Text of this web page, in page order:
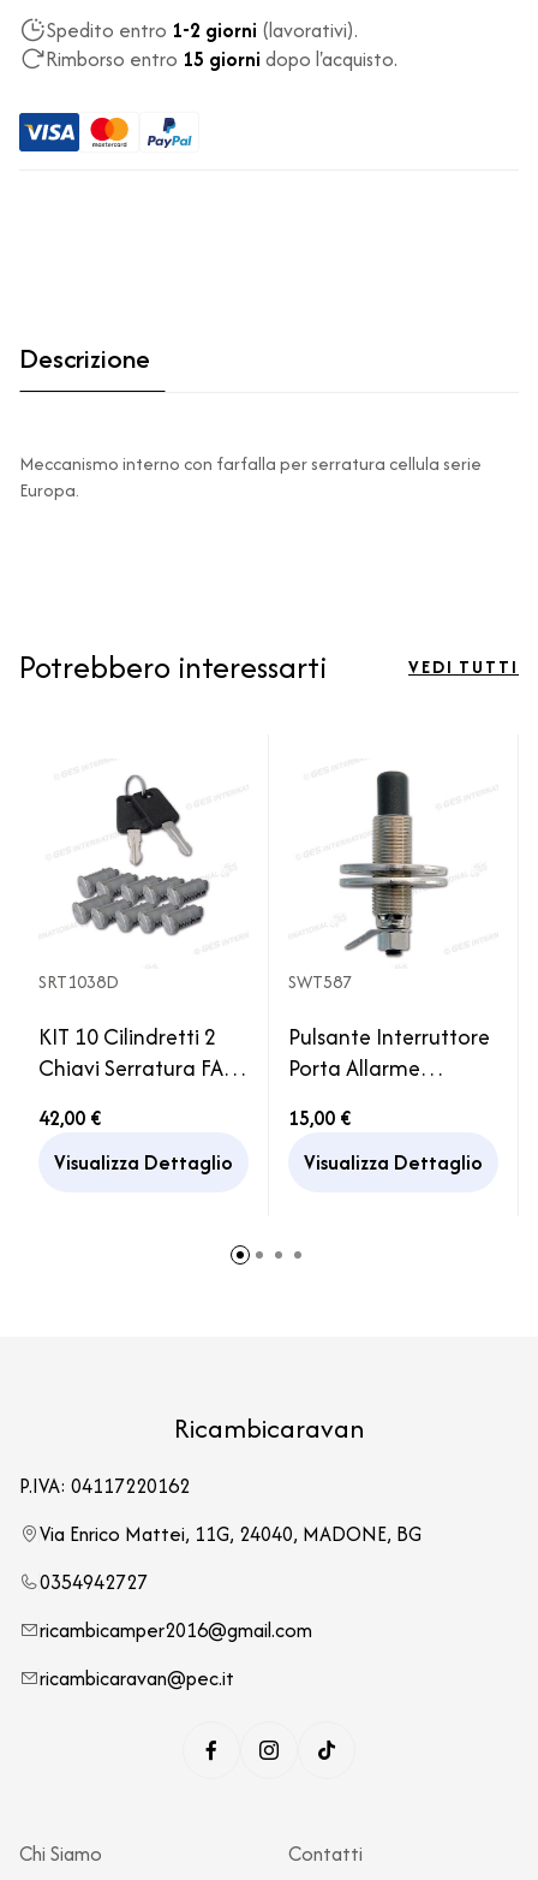
Spedito entro 1-2 giorni (lavorativi).
Rimborso entro 15 giorni dopo l'acquisto.
Descrizione
Meccanismo interno con farfalla per serratura cellula serie
Europa.
Potrebbero interessarti VEDI TUTTI
SRT1038D
KIT 10 Cilindretti 2
Chiavi Serratura FAP
Camper Caravan
42,00 €
Visualizza Dettaglio
SWT587
Pulsante Interruttore
Porta Allarme
Cabina Camper
Furgone
15,00 €
Visualizza Dettaglio
Ricambicaravan
P.IVA: 04117220162
Via Enrico Mattei, 11G, 24040, MADONE, BG
0354942727
ricambicamper2016@gmail.com
ricambicaravan@pec.it
Chi Siamo Contatti